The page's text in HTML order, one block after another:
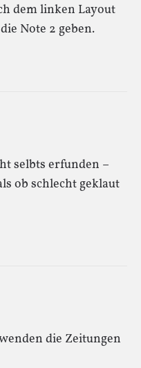
dem linken Layout
Note 2 geben.
selbts erfunden –
ob schlecht geklaut
die Zeitungen